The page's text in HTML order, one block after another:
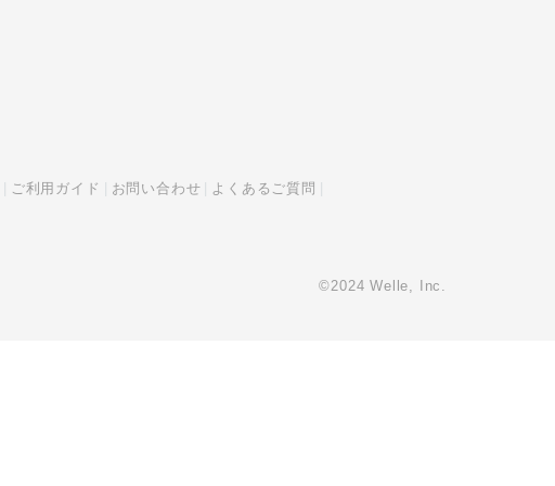
ご利用ガイド お問い合わせ よくあるご質問
©2024 Welle, Inc.